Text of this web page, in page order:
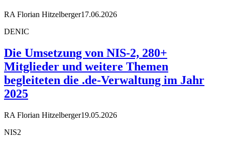
RA Florian Hitzelberger17.06.2026
DENIC
Die Umsetzung von NIS-2, 280+
Mitglieder und weitere Themen
begleiteten die .de-Verwaltung im Jahr
2025
RA Florian Hitzelberger19.05.2026
NIS2